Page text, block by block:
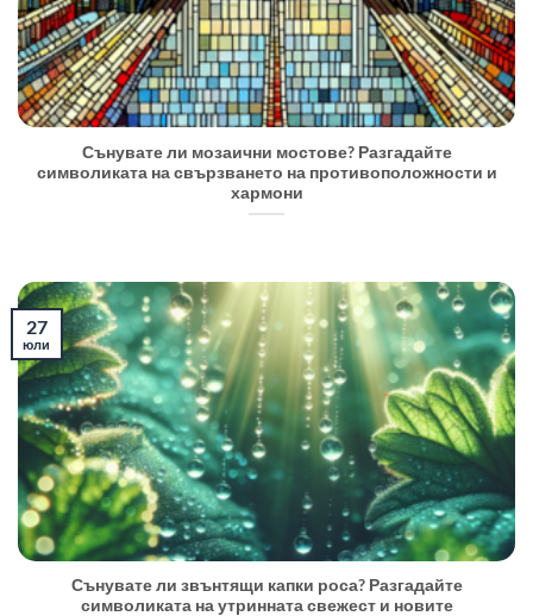
Сънувате ли мозаични мостове? Разгадайте
символиката на свързването на противоположности и
хармони
Сънувате ли звънтящи капки роса? Разгадайте
символиката на утринната свежест и новите
27
юли